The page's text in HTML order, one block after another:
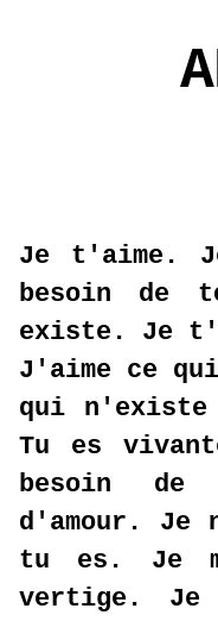
Je t'aime.
besoin de
existe. Je
J'aime ce
qui n'existe
Tu es
besoin
d'amour. Je
tu es. Je
vertige.